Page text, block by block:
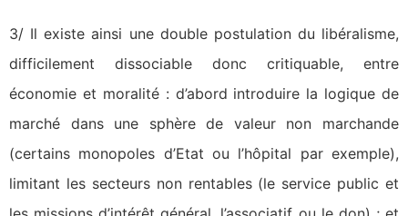
3/ Il existe ainsi une double postulation du libéralisme,
difficilement dissociable donc critiquable, entre
économie et moralité : d’abord introduire la logique de
marché dans une sphère de valeur non marchande
(certains monopoles d’Etat ou l’hôpital par exemple),
limitant les secteurs non rentables (le service public et